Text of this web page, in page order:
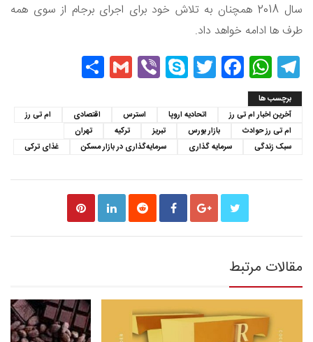
سال 2018 همچنان به تلاش خود برای اجرای برجام از سوی همه
طرف ها ادامه خواهد داد.
Telegram
WhatsApp
Facebook
Twitter
Skype
Viber
Gmail
برچسب ها
آخرین اخبار ام تی رز
اتحادیه اروپا استرس اقتصادی
ام تی رز
ام تی رز حوادث
بازار بورس تبریز ترکیه
تهران
سبک زندگی
سرمایه گذاری سرمایه‌گذاری در بازار مسکن غذای ترکی
مقالات مرتبط